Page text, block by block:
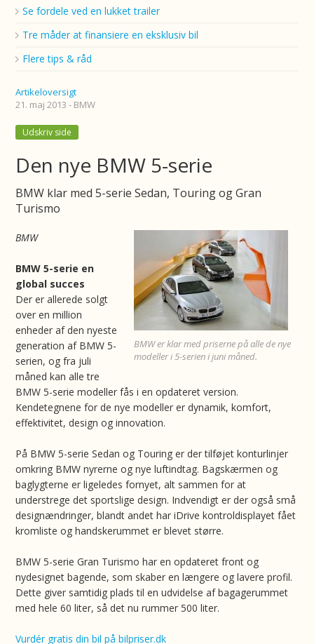
Se fordele ved en lukket trailer
Tre måder at finansiere en eksklusiv bil
Flere tips & råd
Artikeloversigt
21. maj 2013 - BMW
Udskriv side
Den nye BMW 5-serie
BMW klar med 5-serie Sedan, Touring og Gran
Turismo
BMW er klar med priserne på alle de nye
modeller i 5-serien i juni måned.
BMW
BMW 5-serie en
global succes
Der er allerede solgt
over en million
enheder af den nyeste
generation af BMW 5-
serien, og fra juli
måned kan alle tre
BMW 5-serie modeller fås i en opdateret version.
Kendetegnene for de nye modeller er dynamik, komfort,
effektivitet, design og innovation.
På BMW 5-serie Sedan og Touring er der tilføjet konturlinjer
omkring BMW nyrerne og nye luftindtag. Bagskærmen og
baglygterne er ligeledes fornyet, alt sammen for at
understrege det sportslige design. Indvendigt er der også små
designændringer, blandt andet har iDrive kontroldisplayet fået
kromliste og handskerummet er blevet større.
BMW 5-serie Gran Turismo har en opdateret front og
nydesignet bagende, som skaber en længere og lavere profil.
Dette giver samtidig plads til en udvidelse af bagagerummet
med hele 60 liter, så det nu rummer 500 liter.
Vurdér gratis din bil på bilpriser.dk